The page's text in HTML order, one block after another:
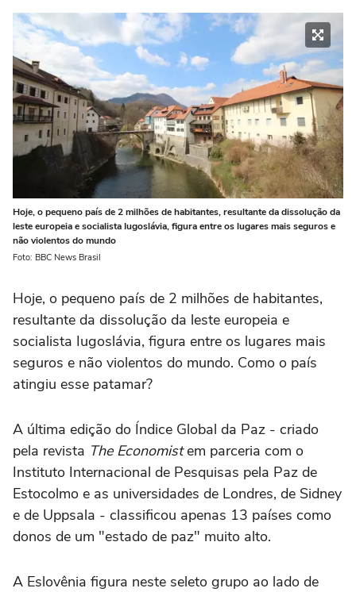
Hoje, o pequeno país de 2 milhões de habitantes, resultante da dissolução da
leste europeia e socialista Iugoslávia, figura entre os lugares mais seguros e
não violentos do mundo
Foto: BBC News Brasil
Hoje, o pequeno país de 2 milhões de habitantes,
resultante da dissolução da leste europeia e
socialista Iugoslávia, figura entre os lugares mais
seguros e não violentos do mundo. Como o país
atingiu esse patamar?
A última edição do Índice Global da Paz - criado
pela revista The Economistem parceria com o
Instituto Internacional de Pesquisas pela Paz de
Estocolmo e as universidades de Londres, de Sidney
e de Uppsala - classificou apenas 13 países como
donos de um "estado de paz" muito alto.
A Eslovênia figura neste seleto grupo ao lado de